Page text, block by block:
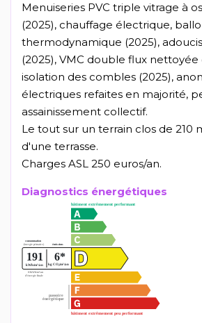
Menuiseries PVC triple vitrage à
(2025), chauffage électrique,
thermodynamique (2025),
(2025), VMC double flux nettoyée
isolation des combles (2025),
électriques refaites en majorité,
assainissement collectif.
Le tout sur un terrain clos de 210
d'une terrasse.
Charges ASL 250 euros/an.
Diagnostics énergétiques